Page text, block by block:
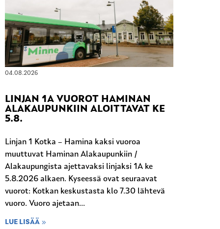
04.08.2026
LINJAN 1A VUOROT HAMINAN
ALAKAUPUNKIIN ALOITTAVAT KE
5.8.
Linjan 1 Kotka – Hamina kaksi vuoroa
muuttuvat Haminan Alakaupunkiin /
Alakaupungista ajettavaksi linjaksi 1A ke
5.8.2026 alkaen. Kyseessä ovat seuraavat
vuorot: Kotkan keskustasta klo 7.30 lähtevä
vuoro. Vuoro ajetaan...
LUE LISÄÄ